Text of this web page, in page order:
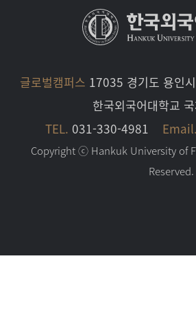
글로벌캠퍼스 17035 경기도 용인
한국외국어대학교
TEL. 031-330-4981 Email.
Copyright ⓒ Hankuk University of
Reserved.